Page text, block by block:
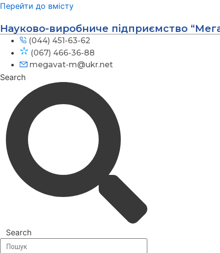
Перейти до вмісту
Науково-виробниче підприємство
(044) 451-63-62
(067) 466-36-88
megavat-m@ukr.net
Search
Search